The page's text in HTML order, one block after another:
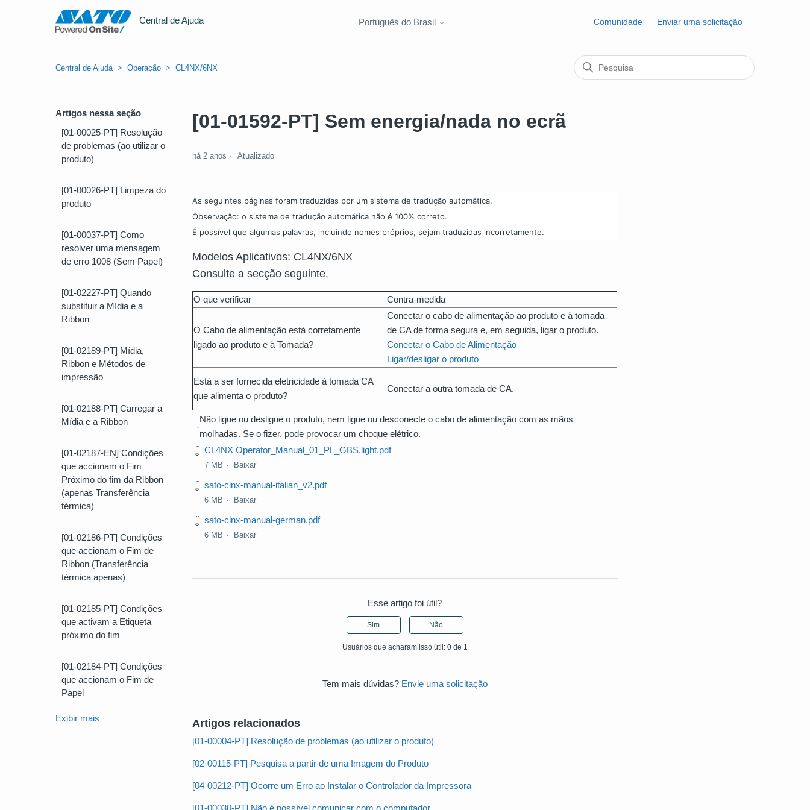
Central de Ajuda Português do Brasil Comunidade Enviar uma solicitação
Central de Ajuda Operação CL4NX/6NX
Artigos nessa seção
[01-00025-PT] Resolução
de problemas (ao utilizar o
produto)
[01-00026-PT] Limpeza do
produto
[01-00037-PT] Como
resolver uma mensagem
de erro 1008 (Sem Papel)
[01-02227-PT] Quando
substituir a Mídia e a
Ribbon
[01-02189-PT] Mídia,
Ribbon e Métodos de
impressão
[01-02188-PT] Carregar a
Mídia e a Ribbon
[01-02187-EN] Condições
que accionam o Fim
Próximo do fim da Ribbon
(apenas Transferência
térmica)
[01-02186-PT] Condições
que accionam o Fim de
Ribbon (Transferência
térmica apenas)
[01-02185-PT] Condições
que activam a Etiqueta
próximo do fim
[01-02184-PT] Condições
que accionam o Fim de
Papel
Exibir mais
[01-01592-PT] Sem energia/nada no ecrã
há 2 anos Atualizado
As seguintes páginas foram traduzidas por um sistema de tradução automática.
Observação: o sistema de tradução automática não é 100% correto.
É possível que algumas palavras, incluindo nomes próprios, sejam traduzidas incorretamente.
Modelos Aplicativos: CL4NX/6NX
Consulte a secção seguinte.
O que verificar Contra-medida
O Cabo de alimentação está corretamente
ligado ao produto e à Tomada?
Conectar o cabo de alimentação ao produto e à tomada
de CA de forma segura e, em seguida, ligar o produto.
Conectar o Cabo de Alimentação
Ligar/desligar o produto
Está a ser fornecida eletricidade à tomada CA
que alimenta o produto?
Conectar a outra tomada de CA.
-
Não ligue ou desligue o produto, nem ligue ou desconecte o cabo de alimentação com as mãos
molhadas. Se o fizer, pode provocar um choque elétrico.
CL4NX Operator_Manual_01_PL_GBS.light.pdf
7 MB Baixar
sato-clnx-manual-italian_v2.pdf
6 MB Baixar
sato-clnx-manual-german.pdf
6 MB Baixar
Esse artigo foi útil?
Sim Não
Usuários que acharam isso útil: 0 de 1
Tem mais dúvidas? Envie uma solicitação
Artigos relacionados
[01-00004-PT] Resolução de problemas (ao utilizar o produto)
[02-00115-PT] Pesquisa a partir de uma Imagem do Produto
[04-00212-PT] Ocorre um Erro ao Instalar o Controlador da Impressora